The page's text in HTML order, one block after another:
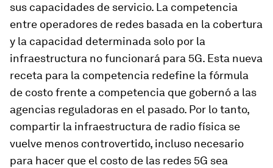
sus capacidades de servicio. La competencia
entre operadores de redes basada en la cobertura
y la capacidad determinada solo por la
infraestructura no funcionará para 5G. Esta nueva
receta para la competencia redefine la fórmula
de costo frente a competencia que gobernó a las
agencias reguladoras en el pasado. Por lo tanto,
compartir la infraestructura de radio física se
vuelve menos controvertido, incluso necesario
para hacer que el costo de las redes 5G sea